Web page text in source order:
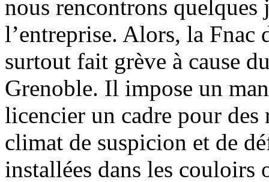
nous rencontrons
l’entreprise. Alors, la Fnac
surtout fait grève à cause
Grenoble. Il impose un
licencier un cadre pour
climat de suspicion et de
installées dans les couloirs